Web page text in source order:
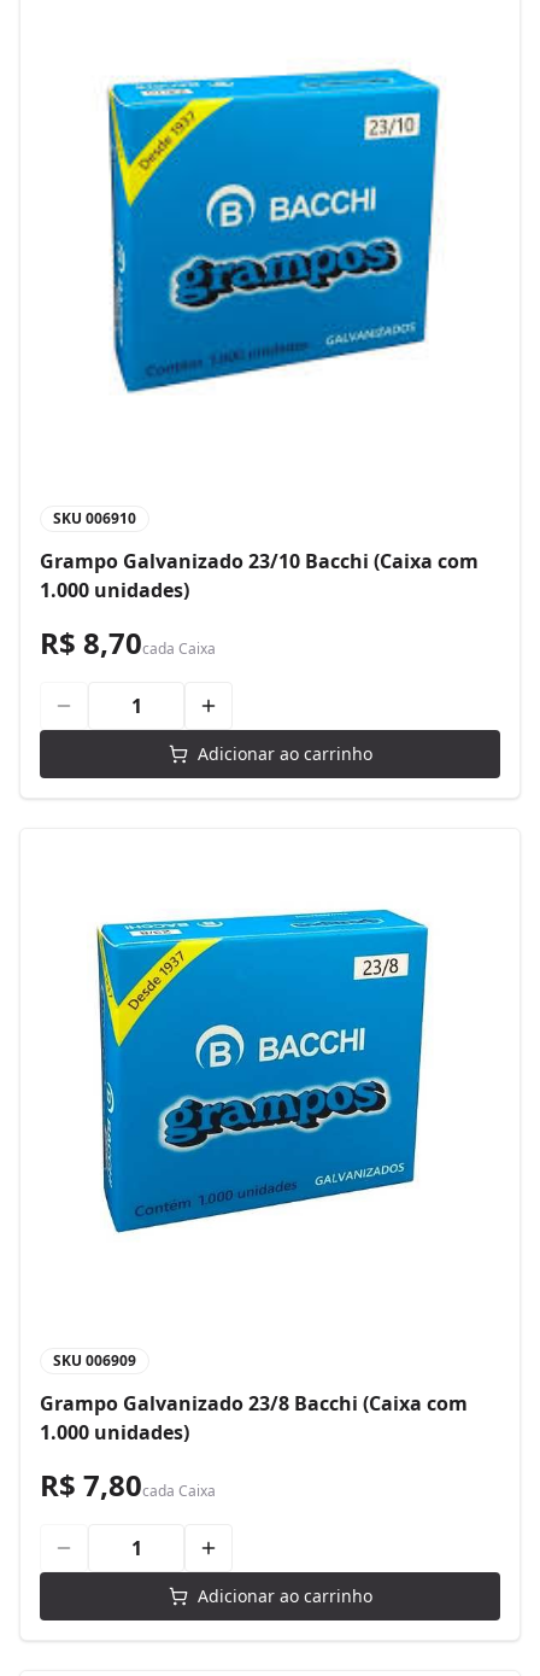
SKU 006910
Grampo Galvanizado 23/10 Bacchi (Caixa com
1.000 unidades)
R$ 8,70cada Caixa
Adicionar ao carrinho
SKU 006909
Grampo Galvanizado 23/8 Bacchi (Caixa com
1.000 unidades)
R$ 7,80cada Caixa
Adicionar ao carrinho